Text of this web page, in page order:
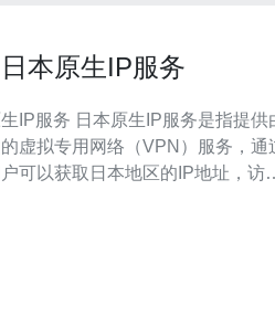
本原生IP服务
服务是指提供由
虚拟专用网络（VPN）服务，通
可以获取日本地区的IP地址，访
。 想要找到最适合自己